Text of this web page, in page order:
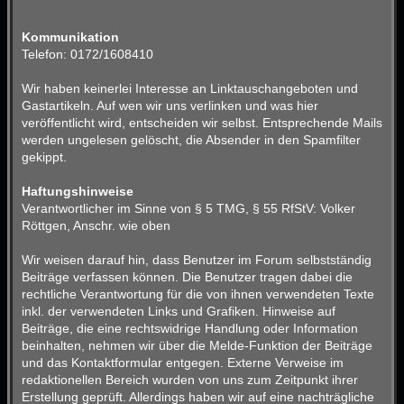
Kommunikation
Telefon: 0172/1608410
Wir haben keinerlei Interesse an Linktauschangeboten und
Gastartikeln. Auf wen wir uns verlinken und was hier
veröffentlicht wird, entscheiden wir selbst. Entsprechende Mails
werden ungelesen gelöscht, die Absender in den Spamfilter
gekippt.
Haftungshinweise
Verantwortlicher im Sinne von § 5 TMG, § 55 RfStV: Volker
Röttgen, Anschr. wie oben
Wir weisen darauf hin, dass Benutzer im Forum selbstständig
Beiträge verfassen können. Die Benutzer tragen dabei die
rechtliche Verantwortung für die von ihnen verwendeten Texte
inkl. der verwendeten Links und Grafiken. Hinweise auf
Beiträge, die eine rechtswidrige Handlung oder Information
beinhalten, nehmen wir über die Melde-Funktion der Beiträge
und das Kontaktformular entgegen. Externe Verweise im
redaktionellen Bereich wurden von uns zum Zeitpunkt ihrer
Erstellung geprüft. Allerdings haben wir auf eine nachträgliche